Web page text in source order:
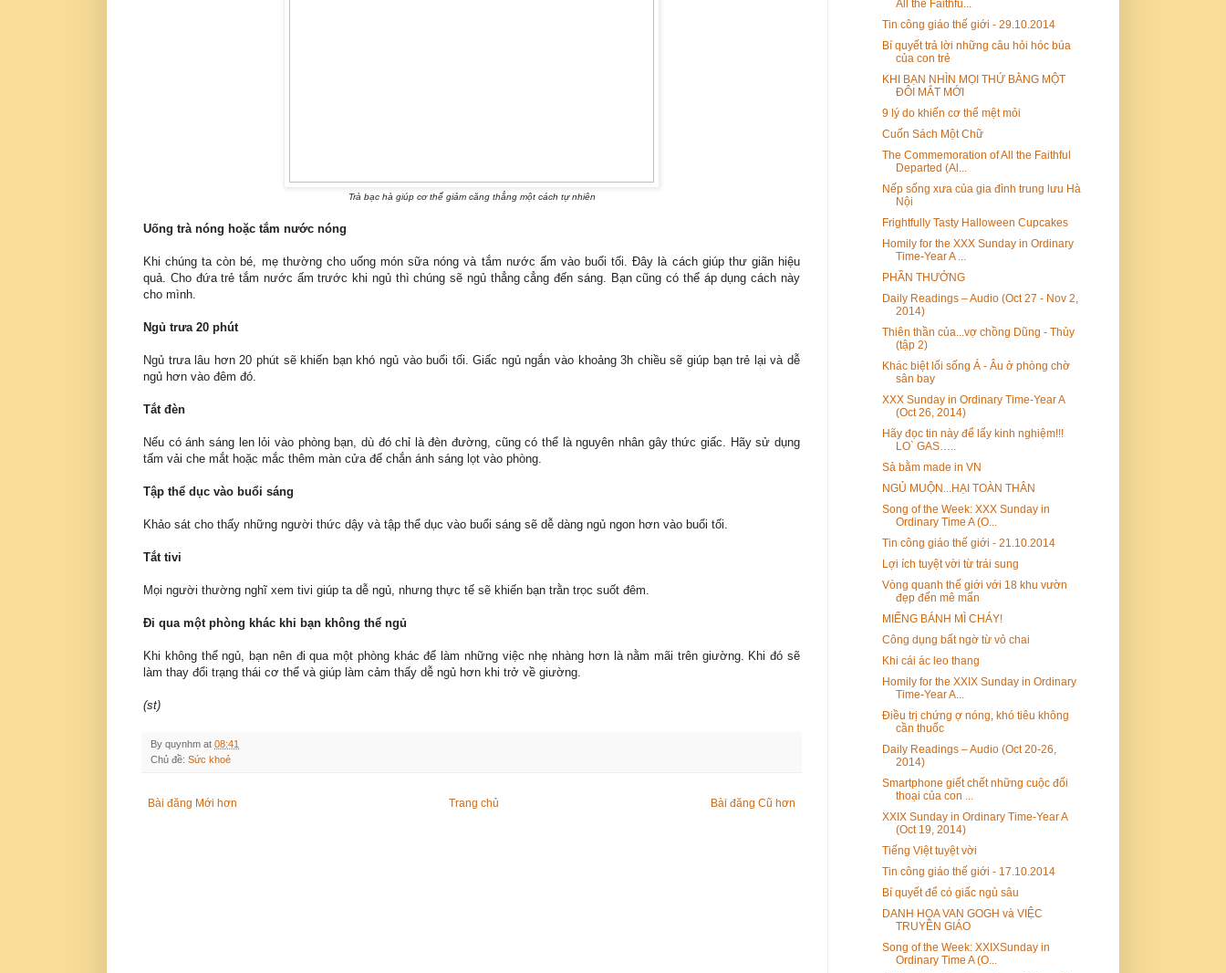
Trà bạc hà giúp cơ thể giảm căng thẳng một cách tự nhiên
Uống trà nóng hoặc tắm nước nóng
Khi chúng ta còn bé, mẹ thường cho uống món sữa nóng và tắm nước ấm vào buổi tối. Đây là cách giúp thư giãn hiệu
quả. Cho đứa trẻ tắm nước ấm trước khi ngủ thì chúng sẽ ngủ thẳng cẳng đến sáng. Bạn cũng có thể áp dụng cách này
cho mình.
Ngủ trưa 20 phút
Ngủ trưa lâu hơn 20 phút sẽ khiến bạn khó ngủ vào buổi tối. Giấc ngủ ngắn vào khoảng 3h chiều sẽ giúp bạn trẻ lại và dễ
ngủ hơn vào đêm đó.
Tắt đèn
Nếu có ánh sáng len lỏi vào phòng bạn, dù đó chỉ là đèn đường, cũng có thể là nguyên nhân gây thức giấc. Hãy sử dụng
tấm vải che mắt hoặc mắc thêm màn cửa để chắn ánh sáng lọt vào phòng.
Tập thể dục vào buổi sáng
Khảo sát cho thấy những người thức dậy và tập thể dục vào buổi sáng sẽ dễ dàng ngủ ngon hơn vào buổi tối.
Tắt tivi
Mọi người thường nghĩ xem tivi giúp ta dễ ngủ, nhưng thực tế sẽ khiến bạn trằn trọc suốt đêm.
Đi qua một phòng khác khi bạn không thể ngủ
Khi không thể ngủ, bạn nên đi qua một phòng khác để làm những việc nhẹ nhàng hơn là nằm mãi trên giường. Khi đó sẽ
làm thay đổi trạng thái cơ thể và giúp làm cảm thấy dễ ngủ hơn khi trở về giường.
(st)
By quynhm at 08:41
Chủ đề: Sức khoẻ
Bài đăng Mới hơn Bài đăng Cũ hơn
Trang chủ
All the Faithfu...
Tin công giáo thế giới - 29.10.2014
Bí quyết trả lời những câu hỏi hóc búa
của con trẻ
KHI BẠN NHÌN MỌI THỨ BẰNG MỘT
ĐÔI MẮT MỚI
9 lý do khiến cơ thể mệt mỏi
Cuốn Sách Một Chữ
The Commemoration of All the Faithful
Departed (Al...
Nếp sống xưa của gia đình trung lưu Hà
Nội
Frightfully Tasty Halloween Cupcakes
Homily for the XXX Sunday in Ordinary
Time-Year A ...
PHẦN THƯỞNG
Daily Readings – Audio (Oct 27 - Nov 2,
2014)
Thiên thần của...vợ chồng Dũng - Thủy
(tập 2)
Khác biệt lối sống Á - Âu ở phòng chờ
sân bay
XXX Sunday in Ordinary Time-Year A
(Oct 26, 2014)
Hãy đọc tin này để lấy kinh nghiệm!!!
LO` GAS…..
Sả bằm made in VN
NGỦ MUỘN...HẠI TOÀN THÂN
Song of the Week: XXX Sunday in
Ordinary Time A (O...
Tin công giáo thế giới - 21.10.2014
Lợi ích tuyệt vời từ trái sung
Vòng quanh thế giới với 18 khu vườn
đẹp đến mê mẩn
MIẾNG BÁNH MÌ CHÁY!
Công dụng bất ngờ từ vỏ chai
Khi cái ác leo thang
Homily for the XXIX Sunday in Ordinary
Time-Year A...
Điều trị chứng ợ nóng, khó tiêu không
cần thuốc
Daily Readings – Audio (Oct 20-26,
2014)
Smartphone giết chết những cuộc đối
thoại của con ...
XXIX Sunday in Ordinary Time-Year A
(Oct 19, 2014)
Tiếng Việt tuyệt vời
Tin công giáo thế giới - 17.10.2014
Bí quyết để có giấc ngủ sâu
DANH HỌA VAN GOGH và VIỆC
TRUYỀN GIÁO
Song of the Week: XXIXSunday in
Ordinary Time A (O...